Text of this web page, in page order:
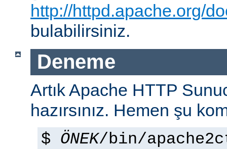
http://httpd.apache.org/
bulabilirsiniz.
Deneme
Artık Apache HTTP
hazırsınız. Hemen şu
$ ÖNEK/bin/